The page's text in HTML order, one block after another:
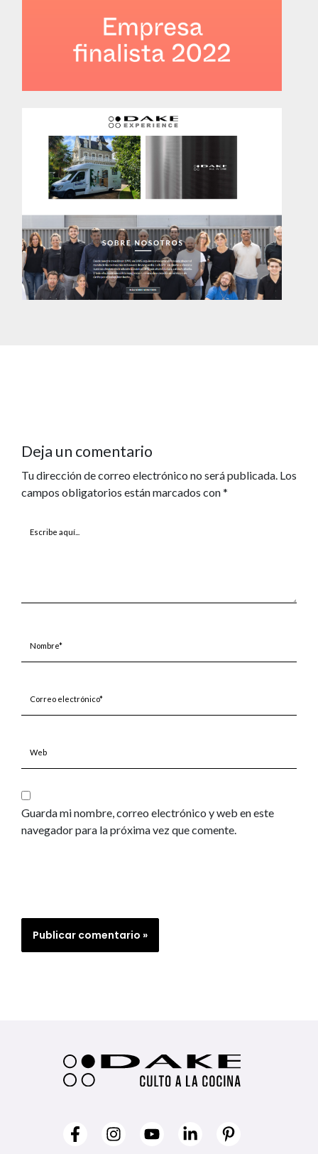
Deja un comentario
Tu dirección de correo electrónico no será publicada. Los
campos obligatorios están marcados con*
Escribe
electrónico*
Guarda mi nombre, correo electrónico y web en este
navegador para la próxima vez que comente.